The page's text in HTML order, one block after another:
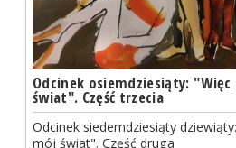
Odcinek osiemdziesiąty:
świat". Część trzecia
Odcinek siedemdziesiąty
mój świat". Część druga